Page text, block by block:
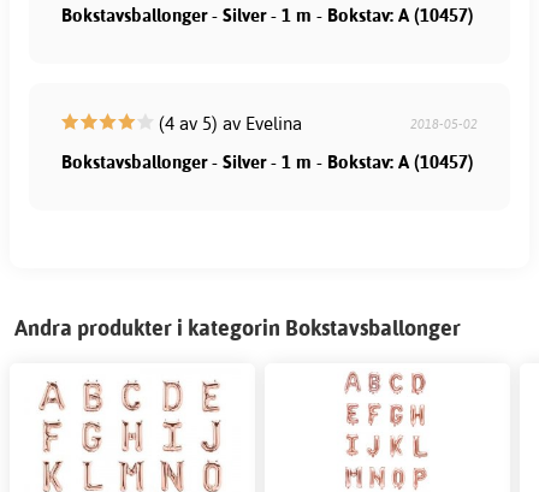
Bokstavsballonger - Silver - 1 m - Bokstav: A (10457)
(4 av 5) av Evelina 2018-05-02
Bokstavsballonger - Silver - 1 m - Bokstav: A (10457)
Andra produkter i kategorin Bokstavsballonger